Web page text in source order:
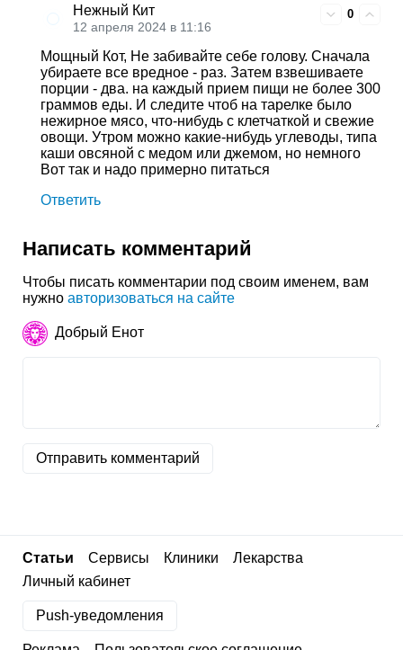
Нежный Кит
12 апреля 2024 в 11:16
0
Мощный Кот, Не забивайте себе голову. Сначала
убираете все вредное - раз. Затем взвешиваете
порции - два. на каждый прием пищи не более 300
граммов еды. И следите чтоб на тарелке было
нежирное мясо, что-нибудь с клетчаткой и свежие
овощи. Утром можно какие-нибудь углеводы, типа
каши овсяной с медом или джемом, но немного
Вот так и надо примерно питаться
Ответить
Написать комментарий
Чтобы писать комментарии под своим именем, вам
нужно авторизоваться на сайте
Добрый Енот
Отправить комментарий
Статьи Сервисы Клиники
Лекарства
Личный кабинет
Push-уведомления